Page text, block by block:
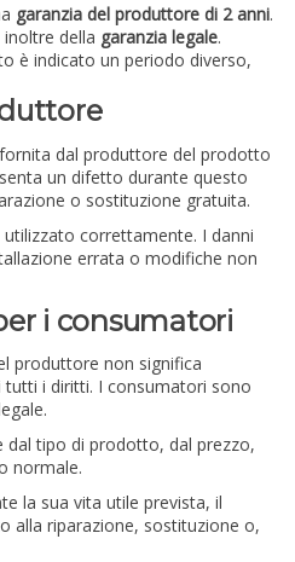
garanzia del produttore di 2 anni.
della garanzia legale.
è indicato un periodo diverso,
dal produttore del prodotto
un difetto durante questo
o sostituzione gratuita.
correttamente. I danni
errata o modifiche non
i consumatori
produttore non significa
tutti i diritti. I consumatori sono
dal tipo di prodotto, dal prezzo,
normale.
la sua vita utile prevista, il
alla riparazione, sostituzione o,